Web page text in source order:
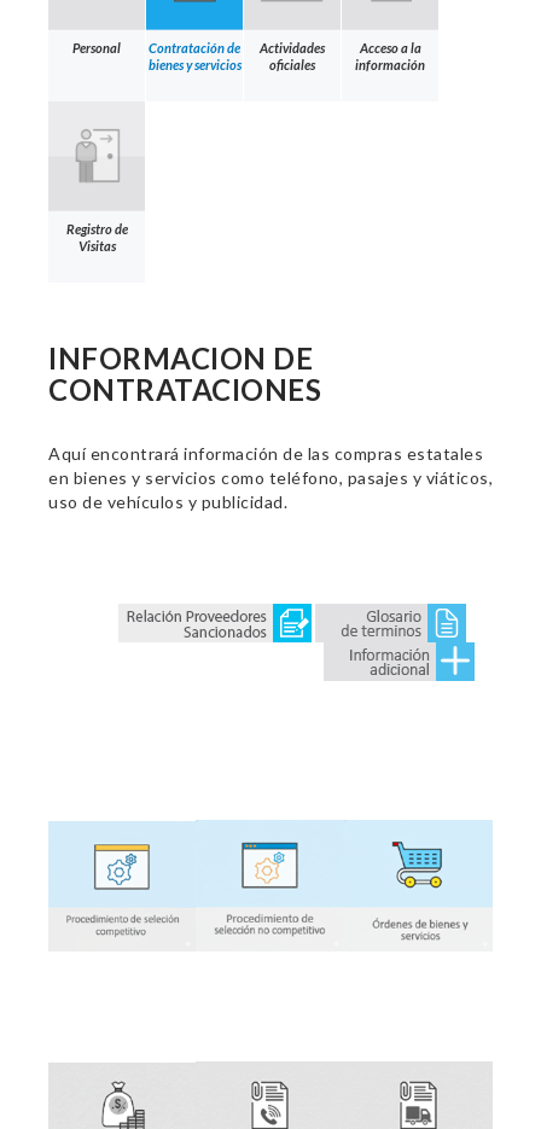
Personal
Contratación de
bienes y servicios
Actividades
oficiales
Acceso a la
información
Registro de
Visitas
INFORMACION DE
CONTRATACIONES
Aquí encontrará información de las compras estatales
en bienes y servicios como teléfono, pasajes y viáticos,
uso de vehículos y publicidad.